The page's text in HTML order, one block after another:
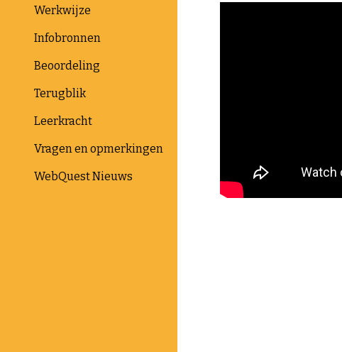
Werkwijze
Infobronnen
Beoordeling
Terugblik
Leerkracht
Vragen en opmerkingen
WebQuest Nieuws